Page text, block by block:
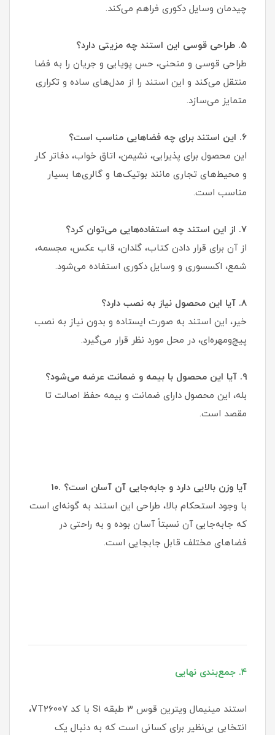
چیدمان وسایل دکوری فراهم می‌کند.
۵. طراحی قوسی این استند چه مزیتی دارد؟
طراحی قوسی و منحنی، حس پویایی و جریان را به فضا
منتقل می‌کند و این استند را از مدل‌های ساده و تکراری
متمایز می‌سازد.
۶. این استند برای چه فضاهایی مناسب است؟
این محصول برای پذیرایی، نشیمن، اتاق خواب، دفاتر کار
و محیط‌های تجاری مانند بوتیک‌ها و گالری‌ها بسیار
مناسب است.
۷. از این استند چه استفاده‌هایی می‌توان کرد؟
از آن برای قرار دادن کتاب، گلدان، قاب عکس، مجسمه،
شمع، اکسسوری و وسایل دکوری استفاده می‌شود.
۸. آیا این محصول نیاز به نصب دارد؟
خیر، این استند به صورت ایستاده و بدون نیاز به نصب
پیچ‌و‌مهره‌ای، در محل مورد نظر قرار می‌گیرد.
۹. آیا این محصول با بیمه و ضمانت عرضه می‌شود؟
بله، این محصول دارای ضمانت و بیمه حفظ اصالت تا
مقصد است.
۱۰. آیا وزن بالایی دارد و جابه‌جایی آن آسان است؟
با وجود استحکام بالا، طراحی این استند به گونه‌ای است
که جابه‌جایی آن نسبتاً آسان بوده و به راحتی در
فضاهای مختلف قابل جابجایی است.
۴. جمع‌بندی نهایی
استند مینیمال ویترین قوس ۳ طبقه S1 با کد VT26007،
انتخابی بی‌نظیر برای کسانی است که به دنبال یک